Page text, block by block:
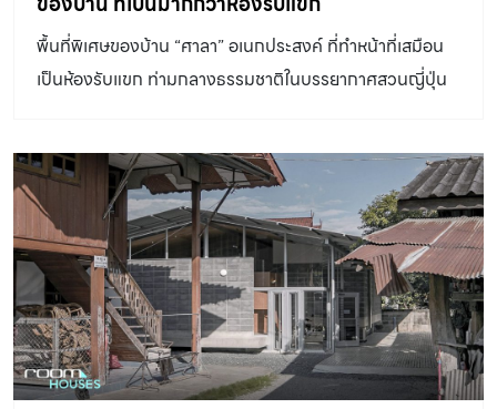
ต้นทุนที่น้อยกว่าระบบอื่น ๆ เพราะไม่มีแบตเตอรี่ เหมาะกับผู้ที่
ต้องการประหยัดค่าไฟ เพราะไฟที่ผลิตได้สามารถนำมาใช้ได้
ทันทีในตอนกลางวัน สำหรับระบบที่ใหญ่ขึ้น ผลิตไฟได้มากขึ้น
ต้องติดต่อที่การไฟฟ้า ทำสัญญาและยื่นเอกสารตามที่กำหนด
มีข้อเสียคือระบบนี้หากไฟฟ้าจากการไฟฟ้าดับ ระบบกริดไทน์
อินเวอร์เตอร์จะหยุดทำงาน เพื่อไม่ให้ไฟฟ้าดูดเจ้าหน้าที่ที่เข้ามา
ซ่อมแซมระบบขณะไฟดับ ใครอยากรู้ว่าต้องติดตั้งโซลาร์เซลล์
ระบบ On Grid ขนาดเท่าไหร่ อ่านเพิ่มเติมได้ที่
https://www.baanlaesuan.com/264722/ideas/house-
ideas/calculate-solar-panels ระบบแบบผสม (Hybrid)
เป็นระบบที่นำข้อดีของ 2 ระบบมารวมกัน จึงช่วยลดค่าไฟฟ้า
พื้นที่พิเศษของบ้าน “ศาลา” อเนกประสงค์ ที่ทำหน้าที่เสมือน
เป็นห้องรับแขก ท่ามกลางธรรมชาติในบรรยากาศสวนญี่ปุ่น
Design อาคารชั้นเดียว ที่โดดเด่นด้วยการเปิดรับธรรมชาติ
ทั้งภายในและภายนอก เชื่อมโยงบึงน้ำ สวนญี่ปุ่น บรรยากาศ
การพักผ่อน ด้วยการเชื่อมโยงผ่านการเลือกใช้วัสดุและจังหวะ
ของพื้นที่ภายใต้คอนเซ็ปต์ของการหลอมรวม หรือ “Weld”
อันเป็นที่มาของชื่ออาคาร ซึ่งออกแบบโดย Shade Works
Design และออกแบบสวนโดย Wabisabi Spirit แห่งนี้
ศาลาแห่งนี้ มีฟังก์ชั่นคือการเชื่อม “ความสัมพันธ์” ระหว่าง
ธรรมชาติ และผู้ที่พักอาศัยอยู่ในบ้านสองหลังที่กำลังขยับ